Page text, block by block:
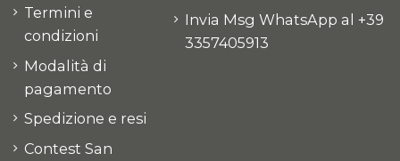
Termini e
condizioni
Modalità di
pagamento
Spedizione e resi
Contest San
Invia Msg WhatsApp al +39
3357405913